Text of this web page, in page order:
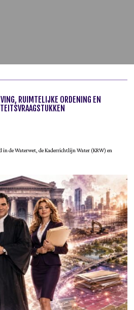
RUIMTELIJKE ORDENING EN
in de Waterwet, de Kaderrichtlijn Water (KRW) en